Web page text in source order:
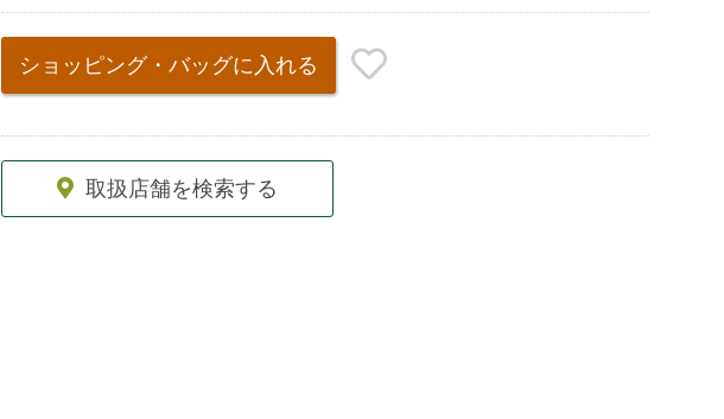
cart
options
ショッピング・バッグに入れる
取扱店舗を検索する